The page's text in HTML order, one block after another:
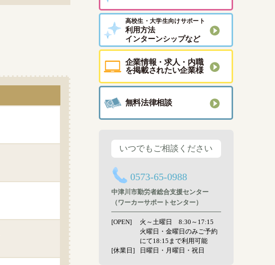
高校生・大学生向けサポート
利用方法
インターンシップなど
企業情報・求人・内職
を掲載されたい企業様
無料法律相談
いつでもご相談ください
0573-65-0988
中津川市勤労者総合支援センター
（ワーカーサポートセンター）
[OPEN]
火～土曜日 8:30～17:15
火曜日・金曜日のみご予約
にて18:15まで利用可能
[休業日]
日曜日・月曜日・祝日